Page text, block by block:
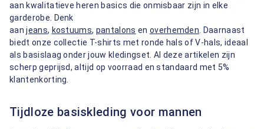
aan kwalitatieve heren basics die onmisbaar zijn in elke
garderobe. Denk
aanjeans, kostuums, pantalons en overhemden . Daarnaast
biedt onze collectie T-shirts met ronde hals of V-hals, ideaal
als basislaag onder jouw kledingset. Al deze artikelen zijn
scherp geprijsd, altijd op voorraad en standaard met 5%
klantenkorting.
Tijdloze basiskleding voor mannen